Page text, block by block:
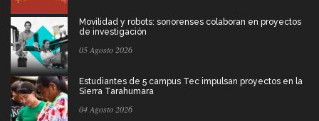
Movilidad y robots: sonorenses colaboran en proyectos
de investigación
05 Agosto 2026
Estudiantes de 5 campus Tec impulsan proyectos en la
Sierra Tarahumara
04 Agosto 2026